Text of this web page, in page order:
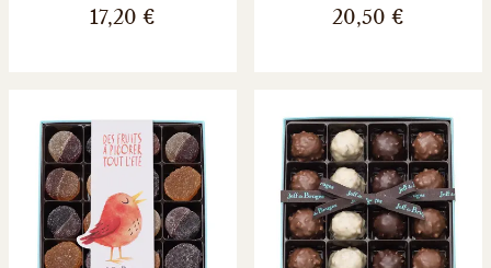
17,20 € 20,50 €